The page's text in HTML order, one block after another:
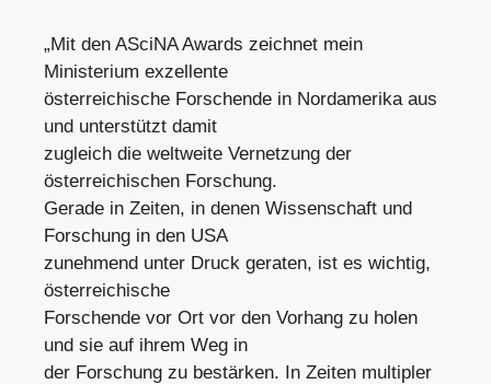
„Mit den ASciNA Awards zeichnet mein
Ministerium exzellente
österreichische Forschende in Nordamerika aus
und unterstützt damit
zugleich die weltweite Vernetzung der
österreichischen Forschung.
Gerade in Zeiten, in denen Wissenschaft und
Forschung in den USA
zunehmend unter Druck geraten, ist es wichtig,
österreichische
Forschende vor Ort vor den Vorhang zu holen
und sie auf ihrem Weg in
der Forschung zu bestärken. In Zeiten multipler